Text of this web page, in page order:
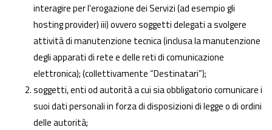
interagire per l'erogazione dei Servizi (ad esempio gli
hosting provider) iii) ovvero soggetti delegati a svolgere
attività di manutenzione tecnica (inclusa la manutenzione
degli apparati di rete e delle reti di comunicazione
elettronica); (collettivamente “Destinatari”);
soggetti, enti od autorità a cui sia obbligatorio comunicare i
suoi dati personali in forza di disposizioni di legge o di ordini
delle autorità;